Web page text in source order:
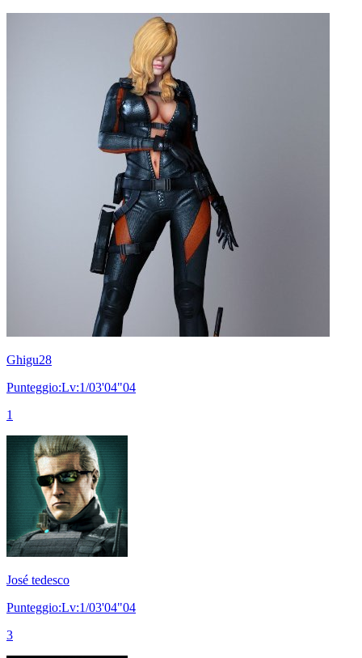
Ghigu28
Punteggio:Lv:1/03'04"04
1
José tedesco
Punteggio:Lv:1/03'04"04
3